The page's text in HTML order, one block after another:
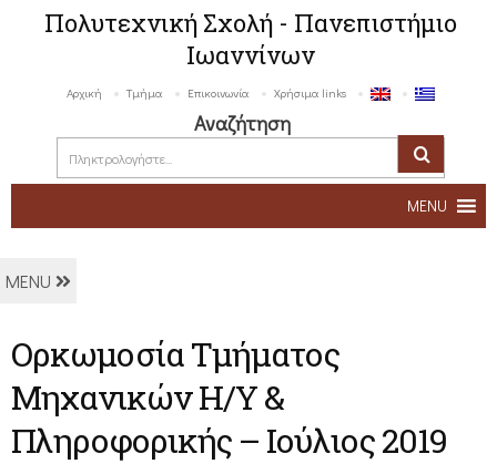
Πολυτεχνική Σχολή - Πανεπιστήμιο
Ιωαννίνων
Αρχική Τμήμα Επικοινωνία Χρήσιμα links
Αναζήτηση
MENU
MENU
Ορκωμοσία Τμήματος
Μηχανικών Η/Υ &
Πληροφορικής – Ιούλιος 2019